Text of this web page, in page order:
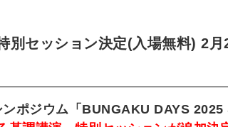
別セッション決定(入場無料) 2
ンポジウム「BUNGAKU DAYS